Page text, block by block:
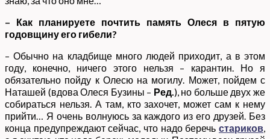
– Как планируете почтить память Олеся в пятую
годовщину его гибели?
– Обычно на кладбище много людей приходит, а в этом
году, конечно, ничего этого нельзя – карантин. Но я
обязательно пойду к Олесю на могилу. Может, пойдем с
Наташей (вдова Олеся Бузины – Ред.), но больше двух же
собираться нельзя. А там, кто захочет, может сам к нему
прийти… Я очень волнуюсь за каждого из его друзей. Без
конца предупреждают сейчас, что надо беречь стариков,